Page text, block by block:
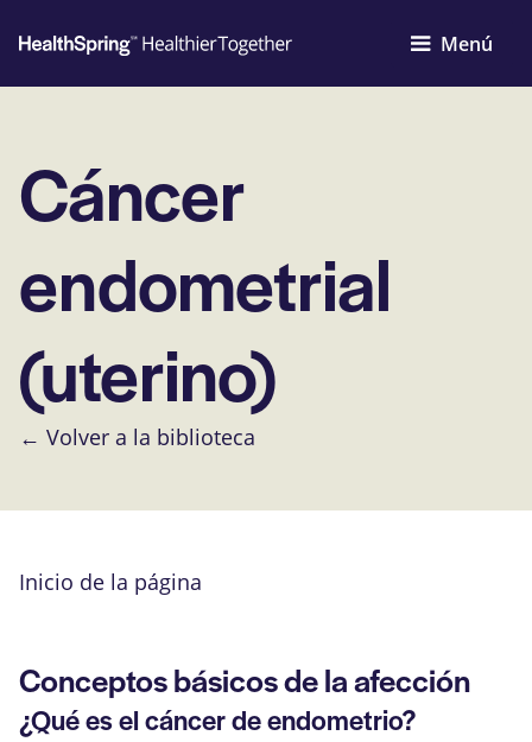
Menú
Cáncer
endometrial
(uterino)
← Volver a la biblioteca
Inicio de la página
Conceptos básicos de la afección
¿Qué es el cáncer de endometrio?